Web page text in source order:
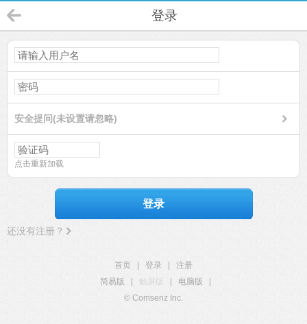
登录
安全提问(未设置请忽略)
点击重新加载
登录
还没有注册？
首页 登录
注册
简易版
触屏版 电脑版
© Comsenz Inc.